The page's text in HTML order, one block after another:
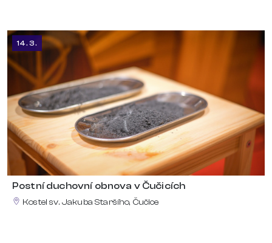
14. 3.
Postní duchovní obnova v Čučicích
Kostel sv. Jakuba Staršího, Čučice